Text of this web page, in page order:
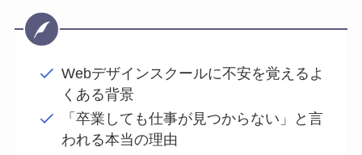
Webデザインスクールに不安を覚えるよ
くある背景
「卒業しても仕事が見つからない」と言
われる本当の理由